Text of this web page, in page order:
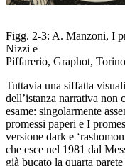
Figg. 2-3: A. Manzoni, I
Nizzi e
Piffarerio, Graphot,
Tuttavia una siffatta
dell’istanza narrativa non
esame: singolarmente
promessi paperi e I
versione dark e
che esce nel 1981 dal
già bucato la quarta